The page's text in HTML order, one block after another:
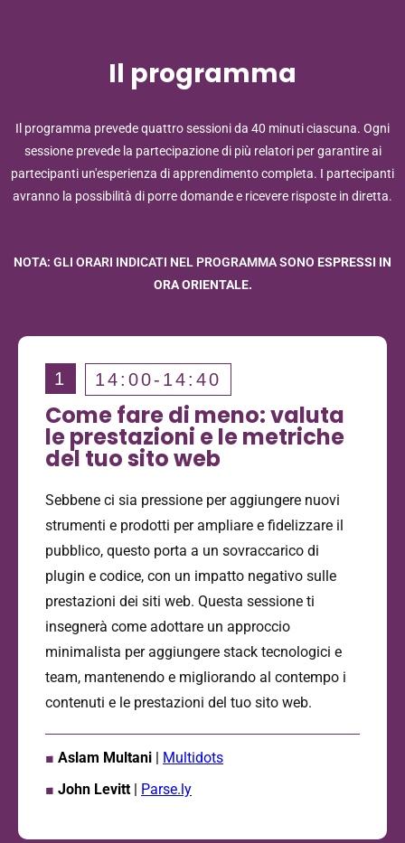
Il programma
Il programma prevede quattro sessioni da 40 minuti ciascuna. Ogni
sessione prevede la partecipazione di più relatori per garantire ai
partecipanti un'esperienza di apprendimento completa. I partecipanti
avranno la possibilità di porre domande e ricevere risposte in diretta.
NOTA: GLI ORARI INDICATI NEL PROGRAMMA SONO ESPRESSI IN
ORA ORIENTALE.
1 14:00-14:40
Come fare di meno: valuta
le prestazioni e le metriche
del tuo sito web
Sebbene ci sia pressione per aggiungere nuovi
strumenti e prodotti per ampliare e fidelizzare il
pubblico, questo porta a un sovraccarico di
plugin e codice, con un impatto negativo sulle
prestazioni dei siti web. Questa sessione ti
insegnerà come adottare un approccio
minimalista per aggiungere stack tecnologici e
team, mantenendo e migliorando al contempo i
contenuti e le prestazioni del tuo sito web.
■ Aslam Multani | Multidots
■ John Levitt| Parse.ly